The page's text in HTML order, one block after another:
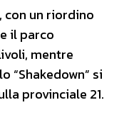
con un riordino
il parco
mentre
“Shakedown” si
provinciale 21.